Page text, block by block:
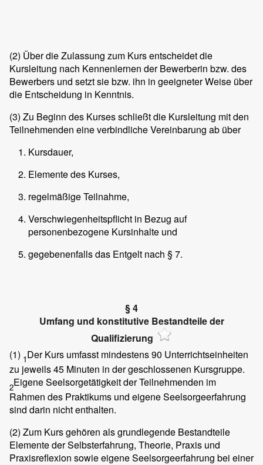
(2) Über die Zulassung zum Kurs entscheidet die
Kursleitung nach Kennenlernen der Bewerberin bzw. des
Bewerbers und setzt sie bzw. ihn in geeigneter Weise über
die Entscheidung in Kenntnis.
(3) Zu Beginn des Kurses schließt die Kursleitung mit den
Teilnehmenden eine verbindliche Vereinbarung ab über
Kursdauer,
Elemente des Kurses,
regelmäßige Teilnahme,
Verschwiegenheitspflicht in Bezug auf
personenbezogene Kursinhalte und
gegebenenfalls das Entgelt nach § 7.
§ 4
Umfang und konstitutive Bestandteile der
Qualifizierung
(1) 1Der Kurs umfasst mindestens 90 Unterrichtseinheiten
zu jeweils 45 Minuten in der geschlossenen Kursgruppe.
2Eigene Seelsorgetätigkeit der Teilnehmenden im
Rahmen des Praktikums und eigene Seelsorgeerfahrung
sind darin nicht enthalten.
(2) Zum Kurs gehören als grundlegende Bestandteile
Elemente der Selbsterfahrung, Theorie, Praxis und
Praxisreflexion sowie eigene Seelsorgeerfahrung bei einer